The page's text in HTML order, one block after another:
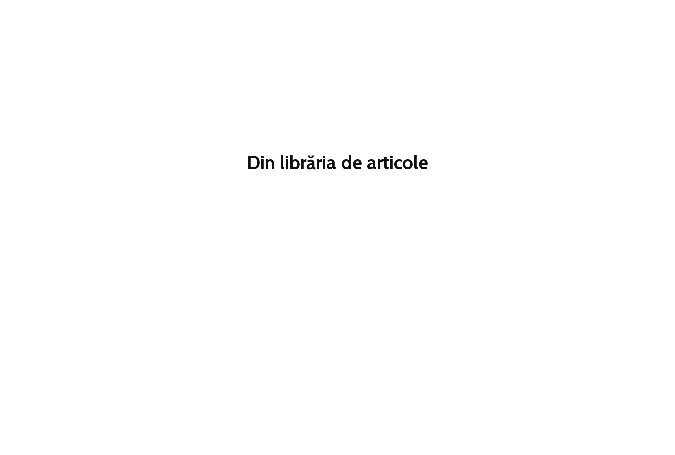
Din librăria de articole